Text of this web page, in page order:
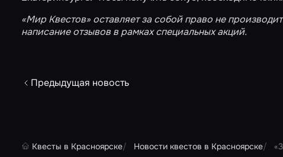
«Мир Квестов» оставляет за собой право не
написание отзывов в рамках специальных акций.
Предыдущая новость
Квесты в Красноярске Новости квестов в Красноярске